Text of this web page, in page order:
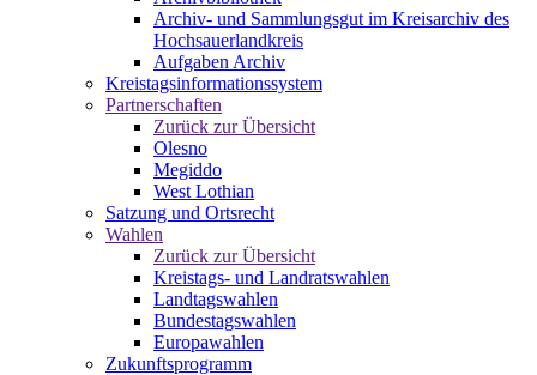
Archiv- und Sammlungsgut im Kreisarchiv des
Hochsauerlandkreis
Aufgaben Archiv
Kreistagsinformationssystem
Partnerschaften
Zurück zur Übersicht
Olesno
Megiddo
West Lothian
Satzung und Ortsrecht
Wahlen
Zurück zur Übersicht
Kreistags- und Landratswahlen
Landtagswahlen
Bundestagswahlen
Europawahlen
Zukunftsprogramm